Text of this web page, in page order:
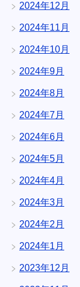
2024年12月
2024年11月
2024年10月
2024年9月
2024年8月
2024年7月
2024年6月
2024年5月
2024年4月
2024年3月
2024年2月
2024年1月
2023年12月